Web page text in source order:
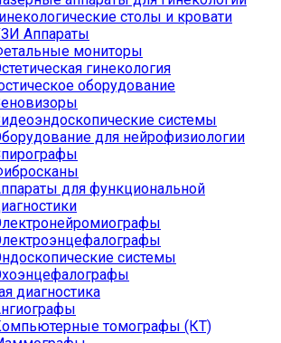
столы и кровати
Аппараты
мониторы
гинекология
оборудование
системы
для нейрофизиологии
для функциональной
системы
диагностика
томографы (КТ)